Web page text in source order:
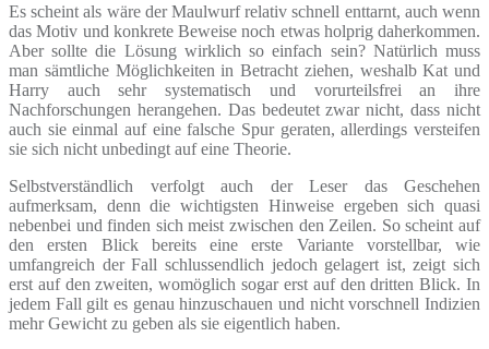
Es scheint als wäre der Maulwurf relativ schnell enttarnt, auch wenn
das Motiv und konkrete Beweise noch etwas holprig daherkommen.
Aber sollte die Lösung wirklich so einfach sein? Natürlich muss
man sämtliche Möglichkeiten in Betracht ziehen, weshalb Kat und
Harry auch sehr systematisch und vorurteilsfrei an ihre
Nachforschungen herangehen. Das bedeutet zwar nicht, dass nicht
auch sie einmal auf eine falsche Spur geraten, allerdings versteifen
sie sich nicht unbedingt auf eine Theorie.
Selbstverständlich verfolgt auch der Leser das Geschehen
aufmerksam, denn die wichtigsten Hinweise ergeben sich quasi
nebenbei und finden sich meist zwischen den Zeilen. So scheint auf
den ersten Blick bereits eine erste Variante vorstellbar, wie
umfangreich der Fall schlussendlich jedoch gelagert ist, zeigt sich
erst auf den zweiten, womöglich sogar erst auf den dritten Blick. In
jedem Fall gilt es genau hinzuschauen und nicht vorschnell Indizien
mehr Gewicht zu geben als sie eigentlich haben.